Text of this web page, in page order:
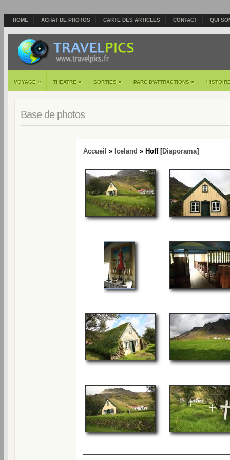
HOME ACHAT DE PHOTOS CARTE DES ARTICLES CONTACT QUI
VOYAGE » THEATRE » SORTIES » PARC D'ATTRACTIONS »
Base de photos
Accueil » Iceland » Hoff [Diaporama]